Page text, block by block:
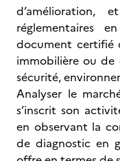
d’amélioration,
réglementaires
document certifié
immobilière ou
sécurité,
Analyser le
s’inscrit son
en observant la
de diagnostic en